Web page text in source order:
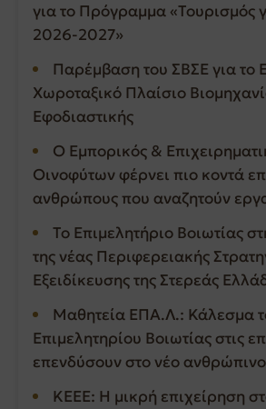
για το Πρόγραμμα «Τουρισμός
2026-2027»
Παρέμβαση του ΣΒΣΕ για το
Χωροταξικό Πλαίσιο
Εφοδιαστικής
Ο Εμπορικός &
Οινοφύτων φέρνει πιο κοντά
ανθρώπους που αναζητούν
Το Επιμελητήριο Βοιωτίας
της νέας Περιφερειακής
Εξειδίκευσης της Στερεάς
Μαθητεία ΕΠΑ.Λ.: Κάλεσμα
Επιμελητηρίου Βοιωτίας στις
επενδύσουν στο νέο
ΚΕΕΕ: Η μικρή επιχείρηση